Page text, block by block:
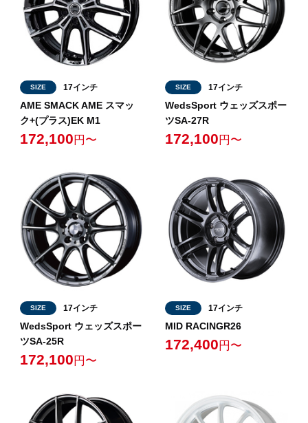
SIZE 17インチ
AME SMACK AME スマッ
ク+(プラス)EK M1
172,100 円〜
SIZE 17インチ
WedsSport ウェッズスポー
ツSA-27R
172,100 円〜
SIZE 17インチ
WedsSport ウェッズスポー
ツSA-25R
172,100 円〜
SIZE 17インチ
MID RACINGR26
172,400 円〜